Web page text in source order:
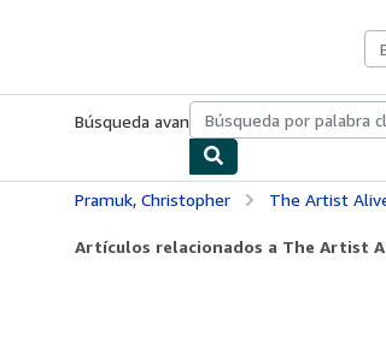
Búsqueda avanzadaColecciones Libros
Pramuk, Christopher The Artist
Artículos relacionados a The Artist